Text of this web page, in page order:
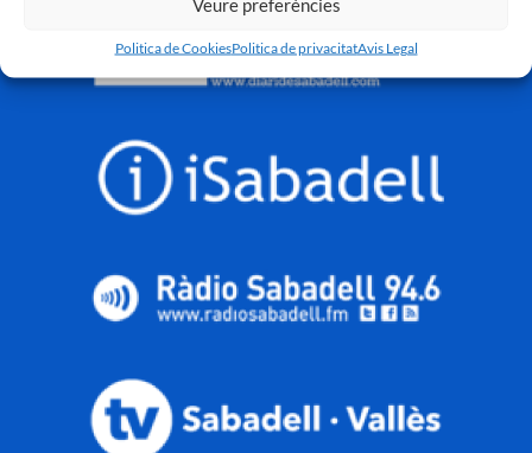
Politica de CookiesPolitica de privacitatAvis Legal